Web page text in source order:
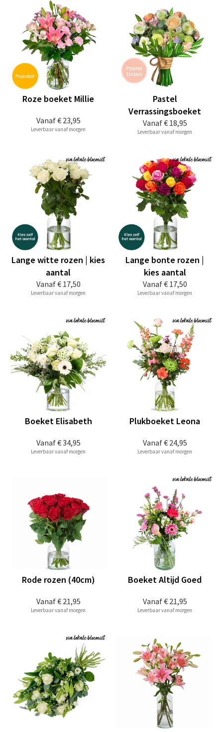
Vanaf€ 23,95
Roze boeket Millie
Leverbaar vanaf morgen
Vanaf€ 18,95
Pastel
Verrassingsboeket
Leverbaar vanaf morgen
Vanaf€ 17,50
Lange witte rozen | kies
aantal
Leverbaar vanaf morgen
Vanaf€ 17,50
Lange bonte rozen |
kies aantal
Leverbaar vanaf morgen
Vanaf€ 34,95
Boeket Elisabeth
Leverbaar vanaf morgen
Vanaf€ 24,95
Plukboeket Leona
Leverbaar vanaf morgen
Vanaf€ 21,95
Rode rozen (40cm)
Leverbaar vanaf morgen
Vanaf€ 21,95
Boeket Altijd Goed
Leverbaar vanaf morgen